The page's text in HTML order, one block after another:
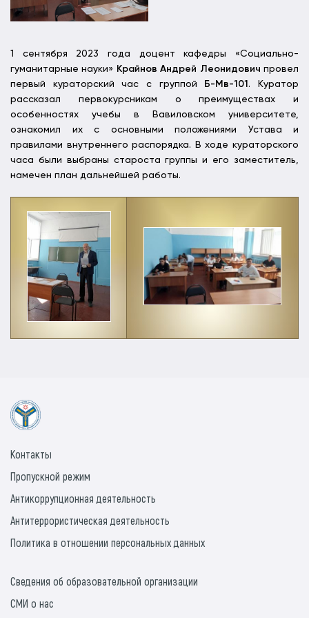
1 сентября 2023 года доцент кафедры «Социально-
гуманитарные науки» Крайнов Андрей Леонидович провел
первый кураторский час с группой
Б-Мв-101 . Куратор
рассказал первокурсникам о преимуществах и
особенностях учебы в Вавиловском университете,
ознакомил их с основными положениями Устава и
правилами внутреннего распорядка. В ходе кураторского
часа были выбраны староста группы и его заместитель,
намечен план дальнейшей работы.
Контакты
Пропускной режим
Антикоррупционная деятельность
Антитеррористическая деятельность
Политика в отношении персональных данных
Сведения об образовательной организации
СМИ о нас